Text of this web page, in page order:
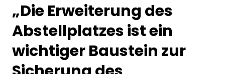
„Die Erweiterung des
Abstellplatzes ist ein
wichtiger Baustein zur